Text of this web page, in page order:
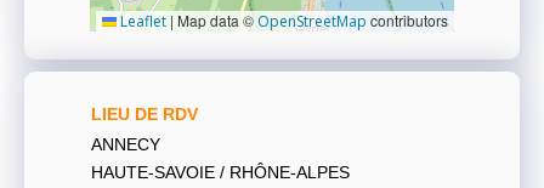
Leaflet | Map data © OpenStreetMap contributors
LIEU DE RDV
ANNECY
HAUTE-SAVOIE / RHÔNE-ALPES